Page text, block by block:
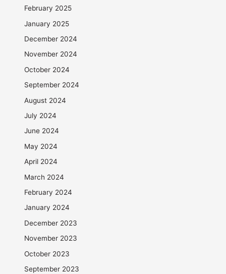
February 2025
January 2025
December 2024
November 2024
October 2024
September 2024
August 2024
July 2024
June 2024
May 2024
April 2024
March 2024
February 2024
January 2024
December 2023
November 2023
October 2023
September 2023